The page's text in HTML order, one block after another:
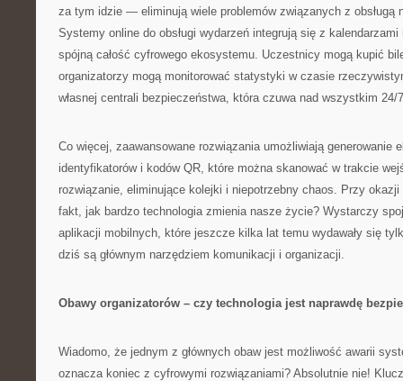
za tym idzie — eliminują wiele problemów związanych z obsługą
Systemy online do obsługi wydarzeń integrują się z
spójną całość cyfrowego ekosystemu. Uczestnicy mogą kupić
organizatorzy mogą monitorować statystyki w czasie
własnej centrali bezpieczeństwa, która czuwa nad wszystkim 24/
Co więcej, zaawansowane rozwiązania umożliwiają generowanie
identyfikatorów i kodów QR, które można skanować w trakcie
rozwiązanie, eliminujące kolejki i niepotrzebny chaos. Przy
fakt, jak bardzo technologia zmienia nasze życie? Wystarczy
aplikacji mobilnych, które jeszcze kilka lat temu wydawały się
dziś są głównym narzędziem komunikacji i organizacji.
Obawy organizatorów – czy technologia jest naprawdę
Wiadomo, że jednym z głównych obaw jest możliwość awarii
oznacza koniec z cyfrowymi rozwiązaniami? Absolutnie nie!